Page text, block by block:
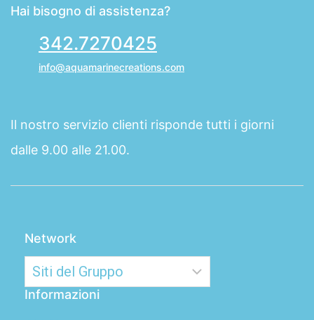
Hai bisogno di assistenza?
342.7270425
info@aquamarinecreations.com
Il nostro servizio clienti risponde tutti i giorni
dalle 9.00 alle 21.00.
Network
Informazioni